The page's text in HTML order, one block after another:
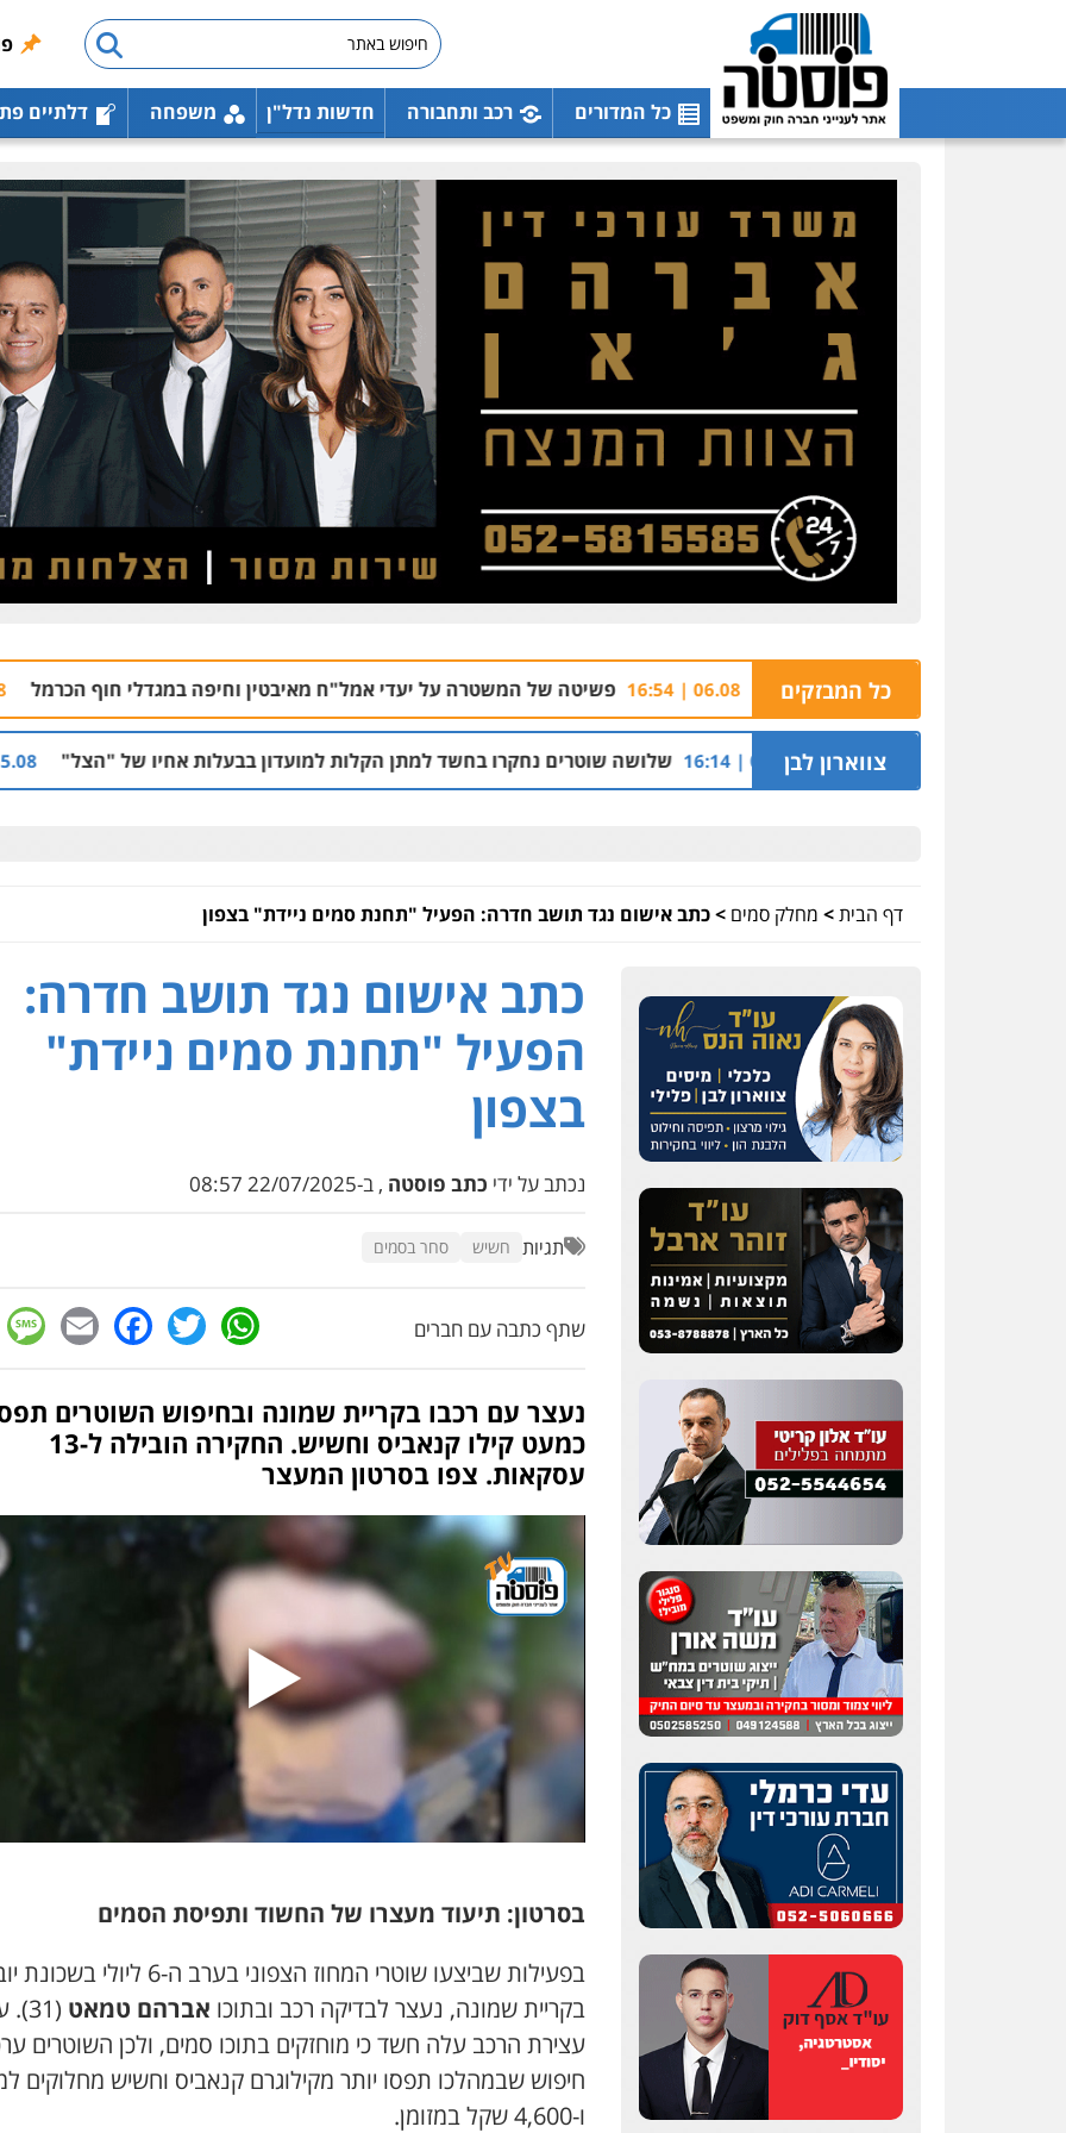
כל המדורים רכב ותחבורה חדשות נדל"ן משפחה דלתיים
כל המבזקים
06.08 | 16:54 פשיטה של המשטרה על יעדי אמל"ח מאיבטין וחיפה במגדלי חוף הכרמל 06.08 | 15:48
צווארון לבןשלושה שוטרים נחקרו בחשד למתן הקלות למועדון בבעלות אחיו של "הצל" 05.08 | 12:03
דף הבית> מחלק סמים >כתב אישום נגד תושב חדרה: הפעיל "תחנת סמים ניידת" בצפון
עו"ד אלון קריטי
פלילי כלכלי אלימות
סמים מעצרים
0525544654
שני אלגרבלי – משרד
עורכי דין
פלילי עורכי דין לענייני
אסירים תעבורה
0507120031
עו"ד רונן בנדל
משפט פלילי פשיעה
כתב אישום נגד תושב חדרה:
הפעיל "תחנת סמים ניידת"
בצפון
נכתב על ידי כתב פוסטה , ב-22/07/2025 08:57
תגיות חשיש סחר בסמים
שתף כתבה עם חברים WhatsApp
Twitter
נעצר עם רכבו בקריית שמונה ובחיפוש השוטרים
כמעט קילו קנאביס וחשיש. החקירה הובילה ל-13
עסקאות. צפו בסרטון המעצר
בסרטון: תיעוד מעצרו של החשוד ותפיסת הסמים
בפעילות שביצעו שוטרי המחוז הצפוני בערב ה-6
בקריית שמונה, נעצר לבדיקה רכב ובתוכו אברהם טמאט
עצירת הרכב עלה חשד כי מוחזקים בתוכו סמים, ולכן השוטרים
חיפוש שבמהלכו תפסו יותר מקילוגרם קנאביס וחשיש מחלוקים
ו-4,600 שקל במזומן.